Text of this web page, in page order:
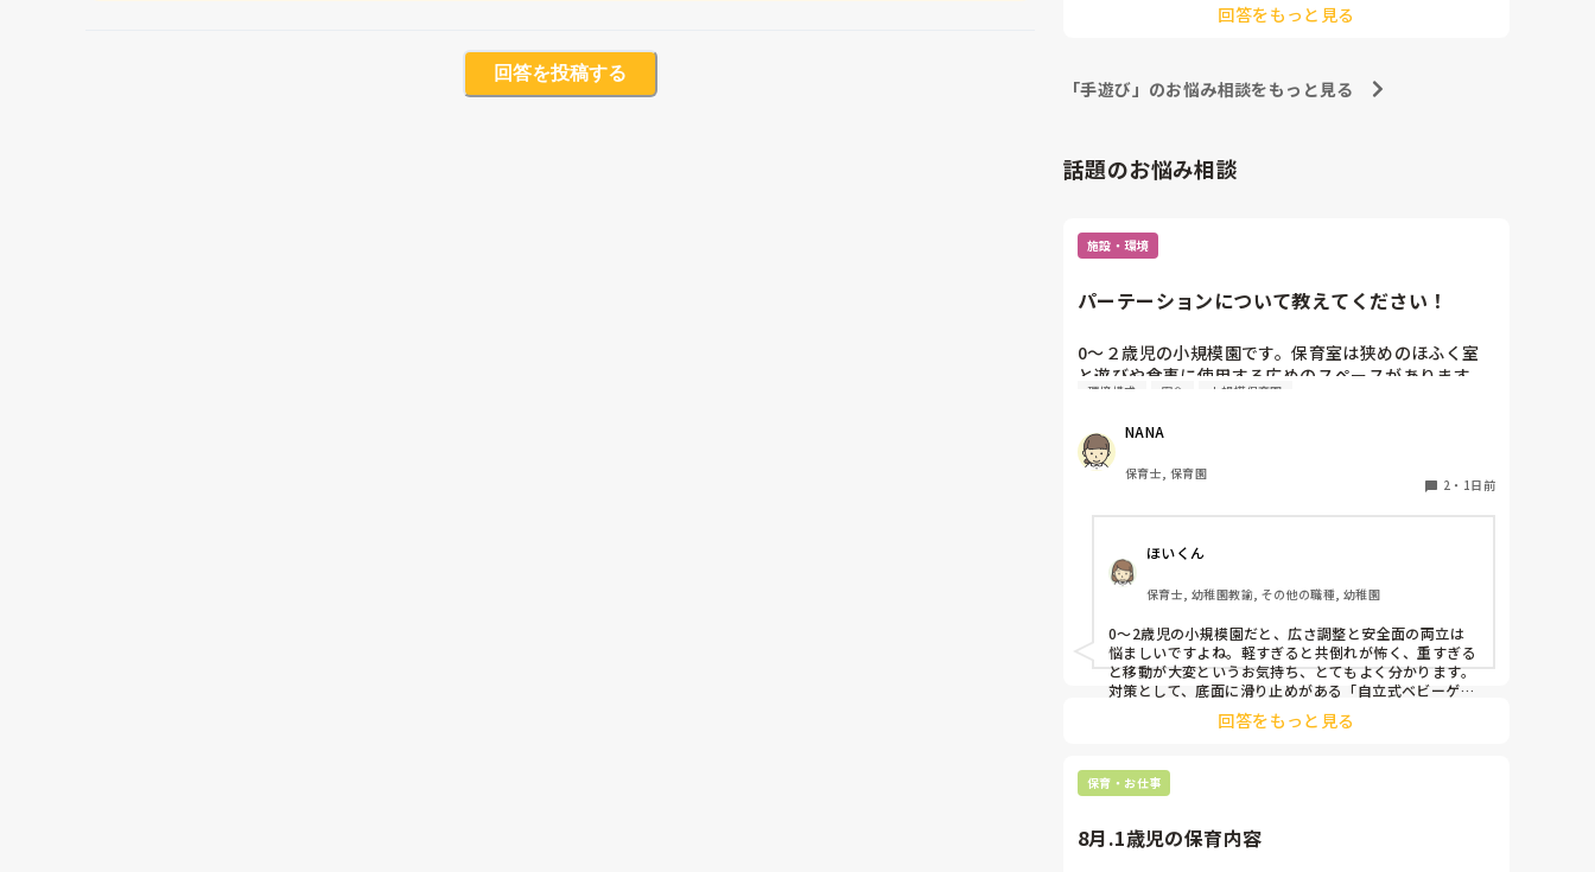
回答を投稿する
年齢によって動作を増やしたり難しくしたり、色々とア
YouTubeなどにも動画がありますのでぜひ参考にして
回答をもっと見る
「手遊び」のお悩み相談をもっと見る
話題のお悩み相談
施設・環境
パーテーションについて教えてください！
0〜２歳児の小規模園です。保育室は狭めのほふく室
と遊びや食事に使用する広めのスペースがあります。
広すぎると走り回ったりして落ち着かないので、活動
テーションがウレタンのような素材で軽いので、ちょ
っと体が当たると倒れたり、つかまり立ちが不安定な
子にとっては共倒れになったりで危険です。かと言っ
て固定してしまうと活動によって柔軟に移動すること
しっかりした重いものを置いていましたが、移動が大
変で使い勝手が悪く、子どもがぶつかって倒れた時に
怖い思いをしました。
皆さんの園ではどんなもので工夫されていますか？
環境構成 安全 小規模保育園
NANA
保育士, 保育園
2 ・ 1日前
ほいくん
保育士, 幼稚園教諭, その他の職種, 幼稚園
0〜2歳児の小規模園だと、広さ調整と安全面の両立は
悩ましいですよね。軽すぎると共倒れが怖く、重すぎる
と移動が大変というお気持ち、とてもよく分かります。
対策として、底面に滑り止めがある「自立式ベビーゲー
ト」なら、つかまり立ちでも倒れにくく移動も楽でおす
すめです。また、ストッパー付きキャスターをつけたロ
です。
今のウレタン製を活かすなら、壁や固定家具で挟む配置
回答をもっと見る
保育・お仕事
8月.1歳児の保育内容